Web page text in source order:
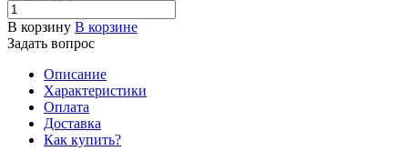
В корзину В корзине
Задать вопрос
Описание
Характеристики
Оплата
Доставка
Как купить?